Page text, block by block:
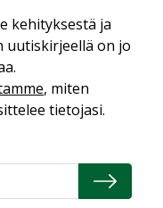
kehityksestä ja
uutiskirjeellä on jo
, miten
tietojasi.